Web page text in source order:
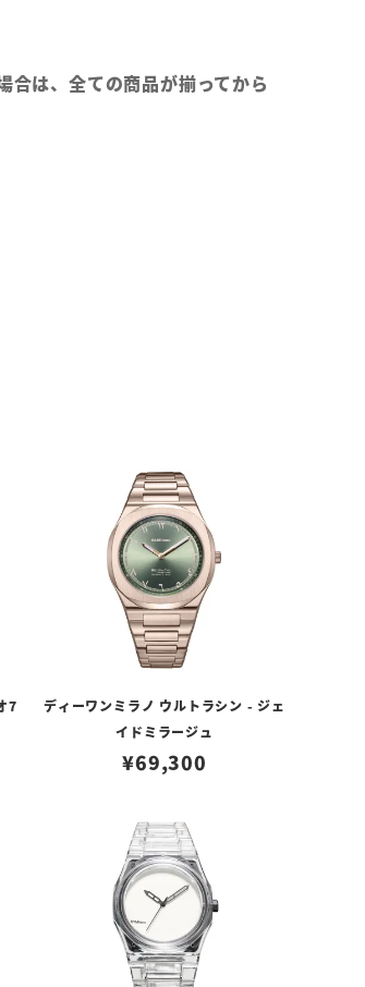
合は、全ての商品が揃ってから
7
ディーワンミラノ ウルトラシン - ジェ
イドミラージュ
¥69,300